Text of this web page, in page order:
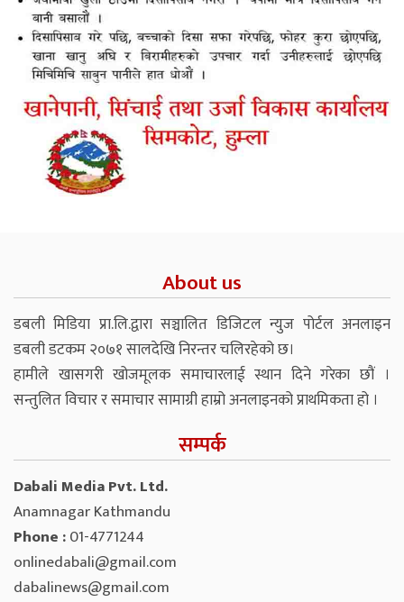
About us
डबली मिडिया प्रा.लि.द्वारा सञ्चालित डिजिटल न्युज पोर्टल अनलाइन
डबली डटकम २०७१ सालदेखि निरन्तर चलिरहेको छ।
हामीले खासगरी खोजमूलक समाचारलाई स्थान दिने गरेका छौं ।
सन्तुलित विचार र समाचार सामाग्री हाम्रो अनलाइनको प्राथमिकता हो ।
सम्पर्क
Dabali Media Pvt. Ltd.
Anamnagar Kathmandu
Phone :01-4771244
onlinedabali@gmail.com
dabalinews@gmail.com